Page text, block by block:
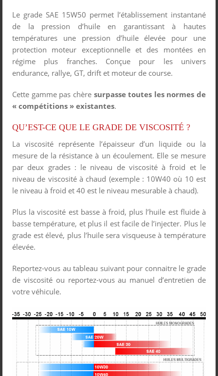
Le grade SAE 15W50 permet l’établissement instantané
de la pression d’huile en garantissant à hautes
températures une pression d’huile élevée pour une
protection moteur exceptionnelle et des montées en
régime plus franches. Conçue pour les univers
endurance, rallye, GT, drift et moteur de course.
Cette gamme pas chère surpasse toutes les normes de
« compétitions » existantes.
QU’EST-CE QUE LE GRADE DE VISCOSITÉ ?
La viscosité représente l’épaisseur d’un liquide ou la
mesure de la résistance à un écoulement. Elle se mesure
par deux grades : le niveau de viscosité à froid et le
niveau de viscosité à chaud (exemple : 10W40 où 10 est
le niveau à froid et 40 est le niveau mesurable à chaud).
Plus la viscosité est basse à froid, plus l’huile est fluide à
basse température, et plus il est facile de l’injecter. Plus le
grade est élevé, plus l’huile sera visqueuse à température
élevée.
Reportez-vous au tableau suivant pour connaitre le grade
de viscosité ou reportez-vous au manuel d’entretien de
votre véhicule.